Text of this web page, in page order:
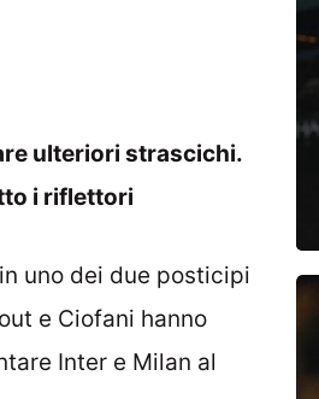
ulteriori strascichi.
i riflettori
uno dei due posticipi
e Ciofani hanno
Inter e Milan al